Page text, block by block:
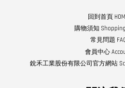
回到首頁
購物須知
常見問題
會員中心
銳禾工業股份有限公司官方網站